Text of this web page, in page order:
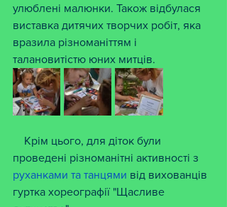
улюблені малюнки. Також відбулася
виставка дитячих творчих робіт, яка
вразила різноманіттям і
талановитістю юних митців.
проведені різноманітні активності з
руханками та танцями від вихованців
гуртка хореографії "Щасливе